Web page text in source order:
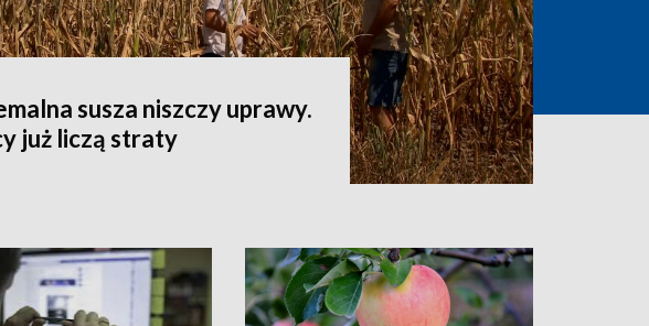
susza niszczy uprawy.
już liczą straty